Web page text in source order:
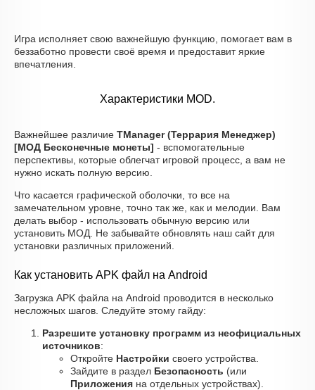
Игра исполняет свою важнейшую функцию, помогает вам в
беззаботно провести своё время и предоставит яркие
впечатления.
Характеристики MOD.
Важнейшее различие TManager (Террария Менеджер)
[МОД Бесконечные монеты] - вспомогательные
перспективы, которые облегчат игровой процесс, а вам не
нужно искать полную версию.
Что касается графической оболочки, то все на
замечательном уровне, точно так же, как и мелодии. Вам
делать выбор - использовать обычную версию или
установить МОД. Не забывайте обновлять наш сайт для
установки различных приложений.
Как установить APK файл на Android
Загрузка APK файла на Android проводится в несколько
несложных шагов. Следуйте этому гайду:
Разрешите установку программ из неофициальных
источников:
Откройте Настройки своего устройства.
Зайдите в раздел Безопасность (или
Приложения на отдельных устройствах).